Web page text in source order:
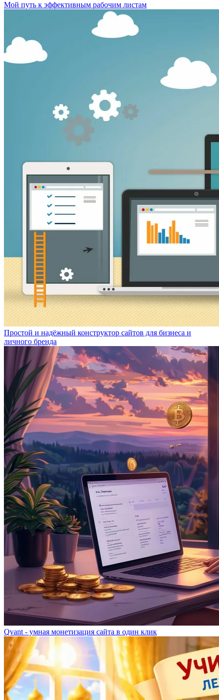
Мой путь к эффективным рабочим листам
Простой и надёжный конструктор сайтов для бизнеса и
личного бренда
Qvant - умная монетизация сайта в один клик